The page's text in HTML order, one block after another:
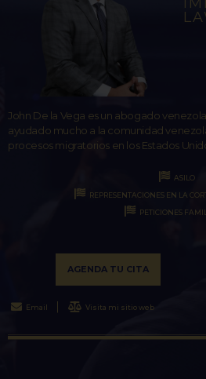
John De la Vega es un abogado
ayudado mucho a la comunidad
procesos migratorios en los Estados
ASILO
REPRESENTACIONES EN LA
PETICIONES
AGENDA TU CITA
Email Visita mi sitio web